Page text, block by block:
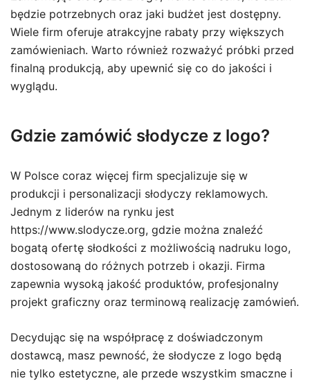
będzie potrzebnych oraz jaki budżet jest dostępny.
Wiele firm oferuje atrakcyjne rabaty przy większych
zamówieniach. Warto również rozważyć próbki przed
finalną produkcją, aby upewnić się co do jakości i
wyglądu.
Gdzie zamówić słodycze z logo?
W Polsce coraz więcej firm specjalizuje się w
produkcji i personalizacji słodyczy reklamowych.
Jednym z liderów na rynku jest
https://www.slodycze.org, gdzie można znaleźć
bogatą ofertę słodkości z możliwością nadruku logo,
dostosowaną do różnych potrzeb i okazji. Firma
zapewnia wysoką jakość produktów, profesjonalny
projekt graficzny oraz terminową realizację zamówień.
Decydując się na współpracę z doświadczonym
dostawcą, masz pewność, że słodycze z logo będą
nie tylko estetyczne, ale przede wszystkim smaczne i